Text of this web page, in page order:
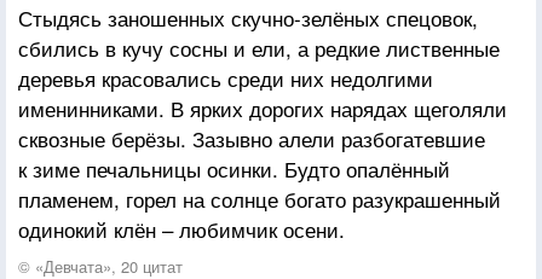
Может в будущем, когда-нибудь,
Разработают они,
Ту систему гениальную,
Что откроет свет любви
Окунёт нас в мир не пафосный,
В мир добра где яркий свет,
Я на форуме запрашивал,
Но таких пока что нет.
Стыдясь заношенных скучно-зелёных спецовок,
сбились в кучу сосны и ели, а редкие лиственные
деревья красовались среди них недолгими
именинниками. В ярких дорогих нарядах щеголяли
сквозные берёзы. Зазывно алели разбогатевшие
к зиме печальницы осинки. Будто опалённый
пламенем, горел на солнце богато разукрашенный
одинокий клён – любимчик осени.
© «Девчата», 20 цитат